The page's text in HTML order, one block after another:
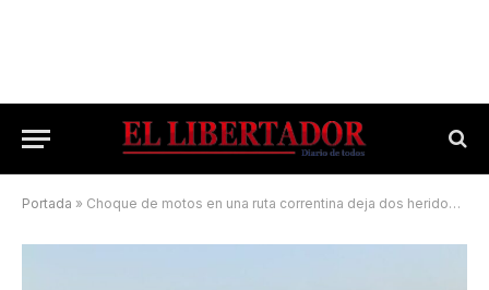
Portada » Choque de motos en una ruta correntina deja dos heridos, uno de ellos grave